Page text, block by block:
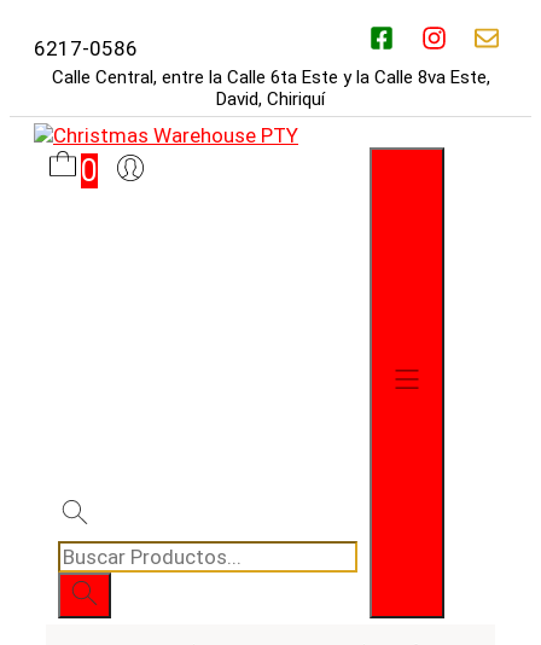
contenido
6217-0586
Calle Central, entre la Calle 6ta Este y la Calle 8va Este,
David, Chiriquí
0
Búsqueda
de
productos